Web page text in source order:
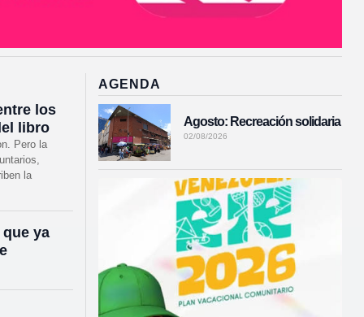
ciudad que ya no
de historias
los
libro
Pero la
la
ya
AGENDA
Agosto: Recreación solidaria
02/08/2026